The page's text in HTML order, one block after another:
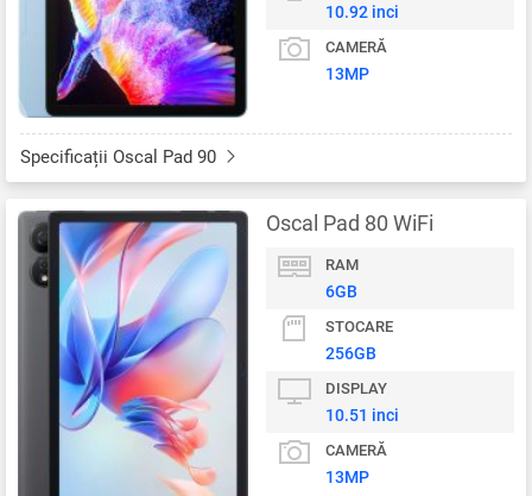
10.92 inci
CAMERĂ
13MP
Specificații Oscal Pad 90
Oscal Pad 80 WiFi
RAM
6GB
STOCARE
256GB
DISPLAY
10.51 inci
CAMERĂ
13MP